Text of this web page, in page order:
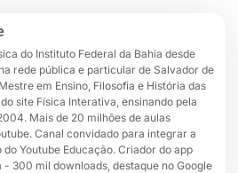
do Instituto Federal da Bahia desde
rede pública e particular de Salvador de
em Ensino, Filosofia e História das
site Física Interativa, ensinando pela
Mais de 20 milhões de aulas
Canal convidado para integrar a
Youtube Educação. Criador do app
- 300 mil downloads, destaque no Google